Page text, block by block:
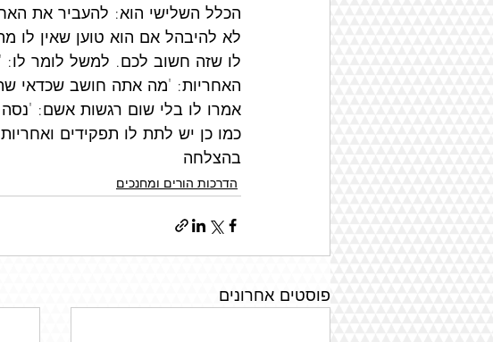
הכלל השלישי הוא: להעביר את
לא להיבהל אם הוא טוען שאין לו
לו שזה חשוב לכם. למשל לומר לו:
האחריות: 'מה אתה חושב שכדאי
אמרו לו בלי שום רגשות אשם:
כמו כן יש לתת לו תפקידים
בהצלחה
הדרכות הורים ומחנכים
פוסטים אחרונים